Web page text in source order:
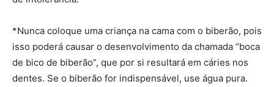
*Nunca coloque uma criança na cama com o biberão, pois
isso poderá causar o desenvolvimento da chamada “boca
de bico de biberão”, que por si resultará em cáries nos
dentes. Se o biberão for indispensável, use água pura.